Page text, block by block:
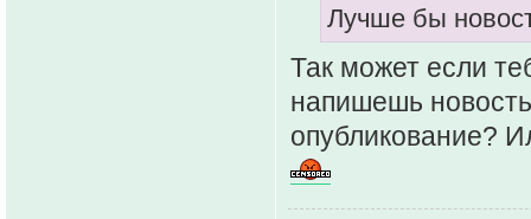
Лучше бы
Так может если
напишешь
опубликование?